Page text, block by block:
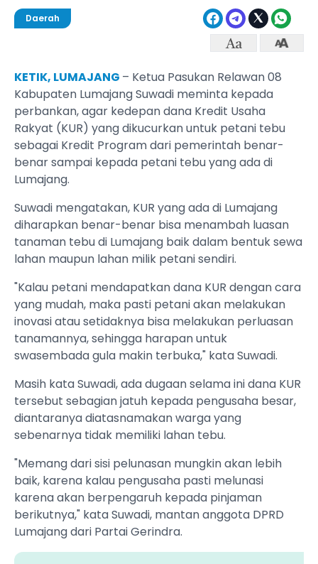
Daerah
KETIK, LUMAJANG – Ketua Pasukan Relawan 08
Kabupaten Lumajang Suwadi meminta kepada
perbankan, agar kedepan dana Kredit Usaha
Rakyat (KUR) yang dikucurkan untuk petani tebu
sebagai Kredit Program dari pemerintah benar-
benar sampai kepada petani tebu yang ada di
Lumajang.
Suwadi mengatakan, KUR yang ada di Lumajang
diharapkan benar-benar bisa menambah luasan
tanaman tebu di Lumajang baik dalam bentuk sewa
lahan maupun lahan milik petani sendiri.
"Kalau petani mendapatkan dana KUR dengan cara
yang mudah, maka pasti petani akan melakukan
inovasi atau setidaknya bisa melakukan perluasan
tanamannya, sehingga harapan untuk
swasembada gula makin terbuka," kata Suwadi.
Masih kata Suwadi, ada dugaan selama ini dana KUR
tersebut sebagian jatuh kepada pengusaha besar,
diantaranya diatasnamakan warga yang
sebenarnya tidak memiliki lahan tebu.
"Memang dari sisi pelunasan mungkin akan lebih
baik, karena kalau pengusaha pasti melunasi
karena akan berpengaruh kepada pinjaman
berikutnya," kata Suwadi, mantan anggota DPRD
Lumajang dari Partai Gerindra.